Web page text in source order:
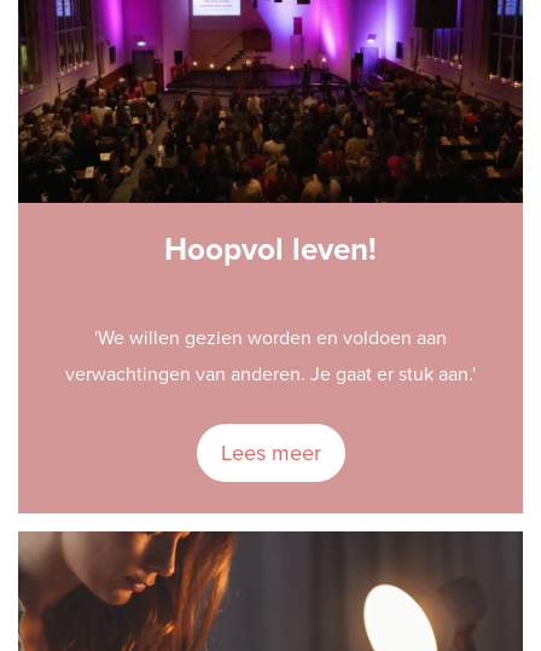
Hoopvol leven!
'We willen gezien worden en voldoen aan
verwachtingen van anderen. Je gaat er stuk aan.'
Lees meer